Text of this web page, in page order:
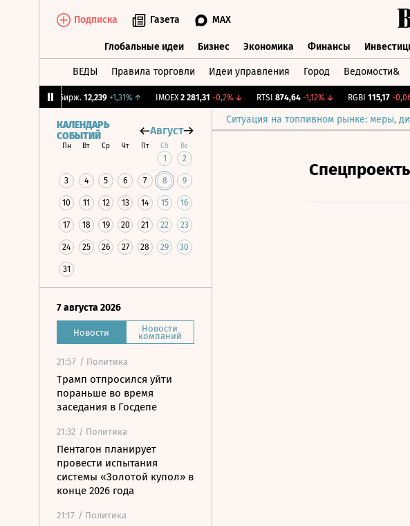
Подписка Газета MAX
Глобальные идеи Бизнес Экономика Финансы
ВЕДЫ Правила торговли Идеи управления Город Ведомости&
CNY Бирж. 12,239 +1,31%↑ IMOEX 2 281,31 -0,2% ↓ RTSI 874,64 -1,12% ↓ RGBI 115,17 -0,06%
Ситуация на топливном рынке: меры,
КАЛЕНДАРЬ
СОБЫТИЙ
Август
Пн Вт Ср Чт Пт Сб Вс
1 2
3 4 5 6 7 8 9
10 11 12 13 14 15 16
17 18 19 20 21 22 23
24 25 26 27 28 29 30
31
7 августа 2026
Новости Новости
компаний
21:57 / Политика
Трамп отпросился уйти
пораньше во время
заседания в Госдепе
21:32 / Политика
Пентагон планирует
провести испытания
системы «Золотой купол» в
конце 2026 года
21:17 / Политика